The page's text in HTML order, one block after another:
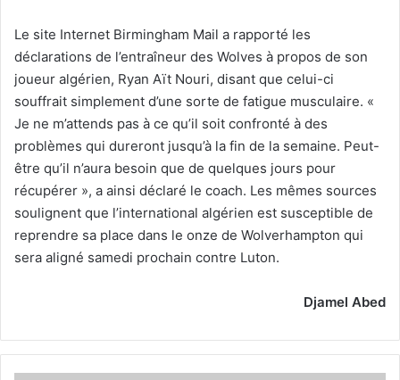
Le site Internet Birmingham Mail a rapporté les
déclarations de l’entraîneur des Wolves à propos de son
joueur algérien, Ryan Aït Nouri, disant que celui-ci
souffrait simplement d’une sorte de fatigue musculaire. «
Je ne m’attends pas à ce qu’il soit confronté à des
problèmes qui dureront jusqu’à la fin de la semaine. Peut-
être qu’il n’aura besoin que de quelques jours pour
récupérer », a ainsi déclaré le coach. Les mêmes sources
soulignent que l’international algérien est susceptible de
reprendre sa place dans le onze de Wolverhampton qui
sera aligné samedi prochain contre Luton.
Djamel Abed